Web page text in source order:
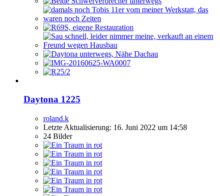
Daytona 1225
roland.k
Letzte Aktualisierung: 16. Juni 2022 um 14:58
24 Bilder